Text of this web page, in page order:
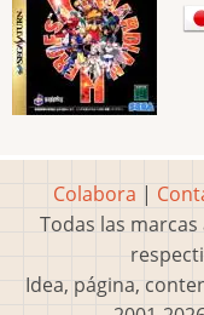
Colabora |
Todas las
Idea, página,